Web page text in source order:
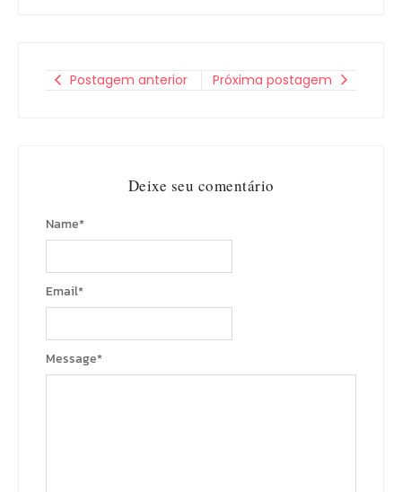
Postagem anterior Próxima postagem
Deixe seu comentário
Message*
Name*
Email*